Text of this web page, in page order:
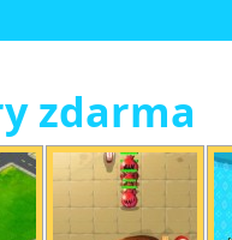
zdarma